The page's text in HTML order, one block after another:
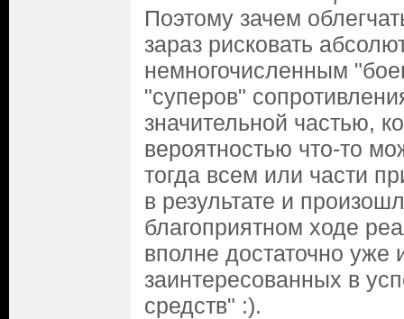
Поэтому зачем
зараз рисковать
немногочисленным
"суперов"
значительной частью,
вероятностью что-то
тогда всем или части
в результате и
благоприятном ходе
вполне достаточно
заинтересованных в
средств" :).